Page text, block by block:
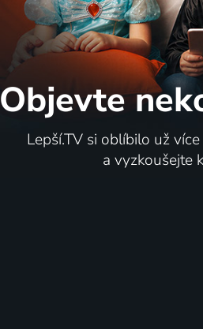
Objevte
Lepší.TV si oblíbilo už
a vyzkoušejte